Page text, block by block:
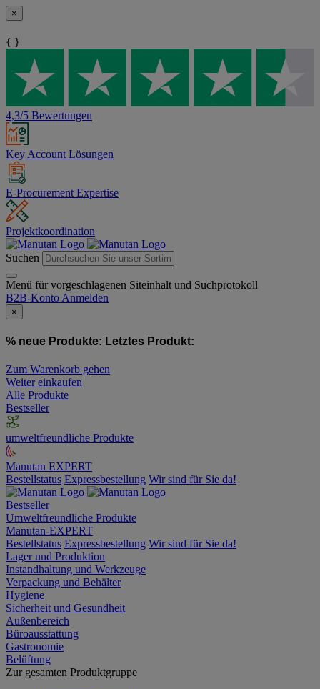
×
{ }
4,3/5 Bewertungen
Key Account Lösungen
E-Procurement Expertise
Projektkoordination
Suchen
Menü für vorgeschlagenen Siteinhalt und Suchprotokoll
B2B-Konto Anmelden
×
% neue Produkte: Letztes Produkt:
Zum Warenkorb gehen
Weiter einkaufen
Alle Produkte
Bestseller
umweltfreundliche Produkte
Manutan EXPERT
Bestellstatus Expressbestellung Wir sind für Sie da!
Bestseller
Umweltfreundliche Produkte
Manutan-EXPERT
Bestellstatus Expressbestellung Wir sind für Sie da!
Lager und Produktion
Instandhaltung und Werkzeuge
Verpackung und Behälter
Hygiene
Sicherheit und Gesundheit
Außenbereich
Büroausstattung
Gastronomie
Belüftung
Zur gesamten Produktgruppe